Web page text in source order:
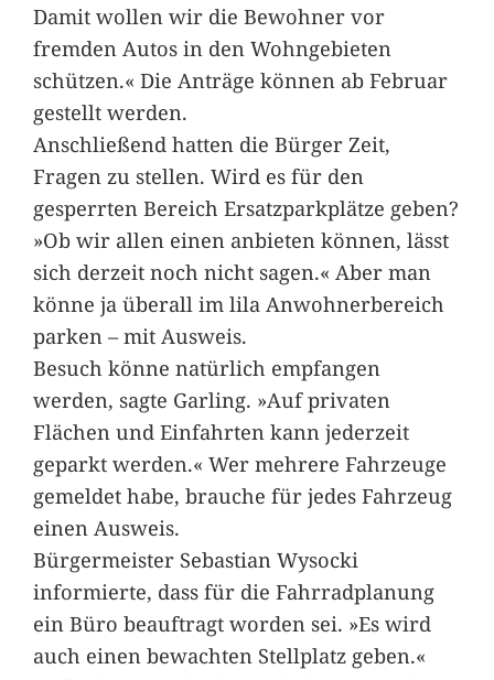
Damit wollen wir die Bewohner vor
fremden Autos in den Wohngebieten
schützen.« Die Anträge können ab Februar
gestellt werden.
Anschließend hatten die Bürger Zeit,
Fragen zu stellen. Wird es für den
gesperrten Bereich Ersatzparkplätze geben?
»Ob wir allen einen anbieten können, lässt
sich derzeit noch nicht sagen.« Aber man
könne ja überall im lila Anwohnerbereich
parken – mit Ausweis.
Besuch könne natürlich empfangen
werden, sagte Garling. »Auf privaten
Flächen und Einfahrten kann jederzeit
geparkt werden.« Wer mehrere Fahrzeuge
gemeldet habe, brauche für jedes Fahrzeug
einen Ausweis.
Bürgermeister Sebastian Wysocki
informierte, dass für die Fahrradplanung
ein Büro beauftragt worden sei. »Es wird
auch einen bewachten Stellplatz geben.«